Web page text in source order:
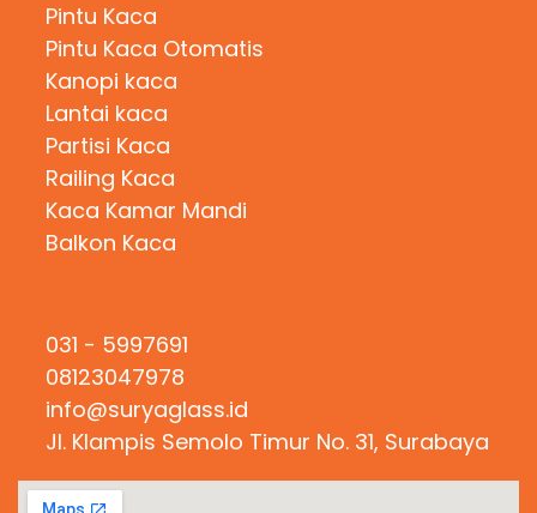
Pintu Kaca
Pintu Kaca Otomatis
Kanopi kaca
Lantai kaca
Partisi Kaca
Railing Kaca
Kaca Kamar Mandi
Balkon Kaca
031 - 5997691
08123047978
info@suryaglass.id
Jl. Klampis Semolo Timur No. 31, Surabaya